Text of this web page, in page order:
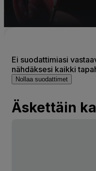
Ei suodattimiasi
nähdäksesi kaikki
Nollaa suodattimet
Äskettäin